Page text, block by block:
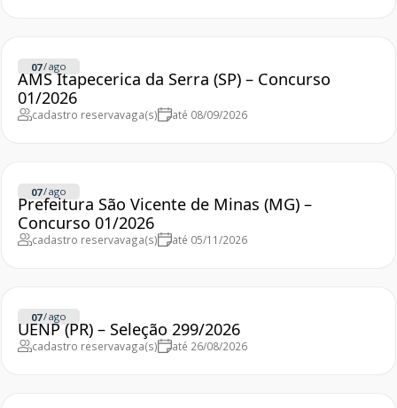
07/ago
AMS Itapecerica da Serra (SP) – Concurso
01/2026
cadastro reservavaga(s) até 08/09/2026
07/ago
Prefeitura São Vicente de Minas (MG) –
Concurso 01/2026
cadastro reservavaga(s) até 05/11/2026
07/ago
UENP (PR) – Seleção 299/2026
cadastro reservavaga(s) até 26/08/2026